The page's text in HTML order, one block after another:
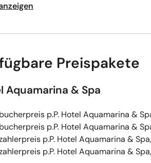
Preispakete
Aquamarina & Spa
werden geladen
p.P. Hotel Aquamarina &
werden geladen
p.P. Hotel Aquamarina &
werden geladen
p.P. Hotel Aquamarina &
werden geladen
p.P. Hotel Aquamarina &